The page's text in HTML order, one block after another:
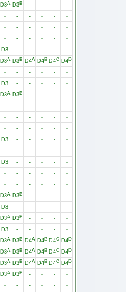
D3A D3B - - - -
- - - - - -
- - - - - -
- - - - - -
D3 - - - - -
D3A D3B D4A D4B D4C D4D
- - - - - -
D3 - - - - -
D3A D3B - - - -
- - - - - -
- - - - - -
- - - - - -
D3 - - - - -
- - - - - -
D3 - - - - -
- - - - - -
- - - - - -
D3A D3B - - - -
D3 - - - - -
D3A D3B - - - -
D3 - - - - -
D3A D3B D4A D4B D4C D4D
D3A D3B D4A D4B D4C D4D
D3A D3B D4A D4B D4C D4D
D3A D3B - - - -
- - - - - -